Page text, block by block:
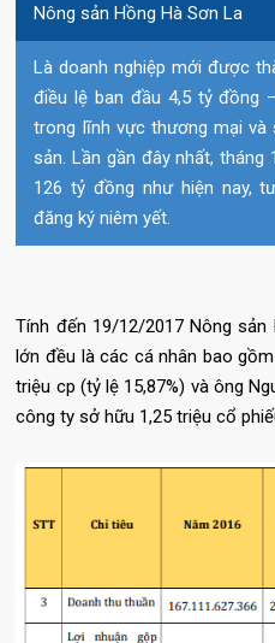
Nông sản Hồng Hà Sơn La
Là doanh nghiệp mới được
điều lệ ban đầu 4,5 tỷ đồng
trong lĩnh vực thương mại và
sản. Lần gần đây nhất,
126 tỷ đồng như hiện nay,
đăng ký niêm yết.
Tính đến 19/12/2017 Nông
lớn đều là các cá nhân bao
triệu cp (tỷ lệ 15,87%) và ông
công ty sở hữu 1,25 triệu cổ